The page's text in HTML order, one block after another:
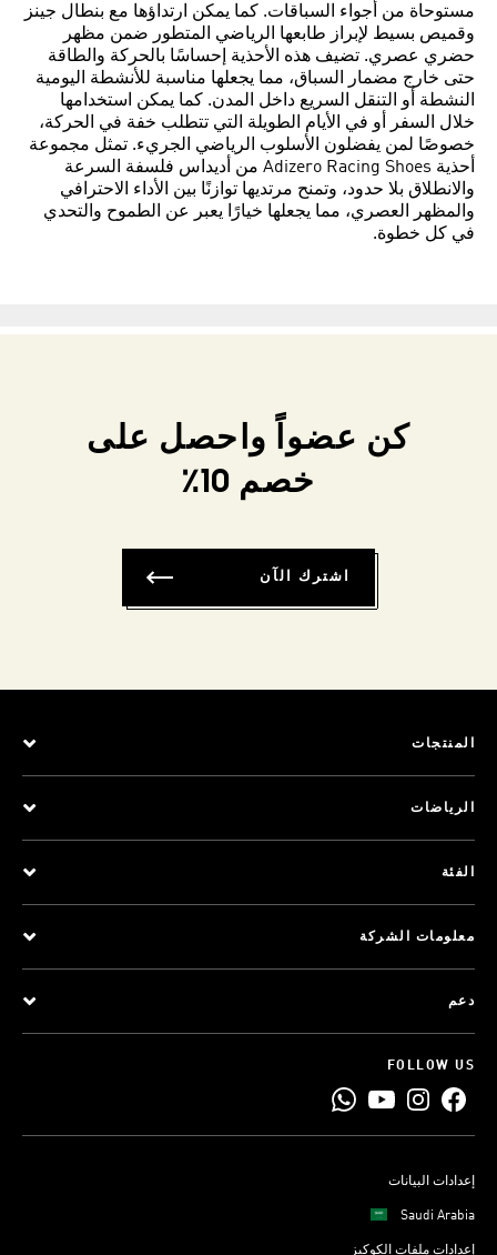
مستوحاة من أجواء السباقات. كما يمكن ارتداؤها مع بنطال جينز
وقميص بسيط لإبراز طابعها الرياضي المتطور ضمن مظهر
حضري عصري. تضيف هذه الأحذية إحساسًا بالحركة والطاقة
حتى خارج مضمار السباق، مما يجعلها مناسبة للأنشطة اليومية
النشطة أو التنقل السريع داخل المدن. كما يمكن استخدامها
خلال السفر أو في الأيام الطويلة التي تتطلب خفة في الحركة،
خصوصًا لمن يفضلون الأسلوب الرياضي الجريء. تمثل مجموعة
أحذية Adizero Racing Shoes من أديداس فلسفة السرعة
والانطلاق بلا حدود، وتمنح مرتديها توازنًا بين الأداء الاحترافي
والمظهر العصري، مما يجعلها خيارًا يعبر عن الطموح والتحدي
في كل خطوة.
كن عضواً واحصل على
خصم 10٪
اشترك الآن
المنتجات
الرياضات
الفئة
معلومات الشركة
دعم
FOLLOW US
إعدادات البيانات
Saudi Arabia
إعدادات ملفات الكوكيز